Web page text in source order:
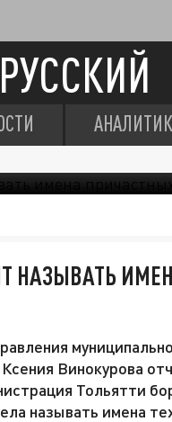
НАЗЫВАТЬ
Винокурова
Тольятти
называть имена